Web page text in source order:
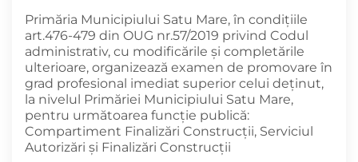
Primăria Municipiului Satu Mare, în condițiile
art.476-479 din OUG nr.57/2019 privind Codul
administrativ, cu modificările şi completările
ulterioare, organizează examen de promovare în
grad profesional imediat superior celui deținut,
la nivelul Primăriei Municipiului Satu Mare,
pentru următoarea funcție publică:
Compartiment Finalizări Construcţii, Serviciul
Autorizări şi Finalizări Construcţii